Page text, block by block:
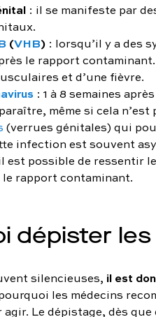
: il se manifeste par
(VHB) : lorsqu’il y a des
le rapport
et d’une fièvre.
: 1 à 8 semaines
même si cela
(verrues génitales) qui
infection est souvent
est possible de ressentir
rapport contaminant.
dépister les
silencieuses, il est
les médecins
Le dépistage, dès